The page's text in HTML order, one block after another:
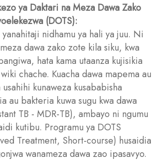
ya Daktari na Meza Dawa Zako
(DOTS):
nidhamu ya hali ya juu. Ni
dawa zako zote kila siku, kwa
hata kama utaanza kujisikia
chache. Kuacha dawa mapema au
kunaweza kusababisha
au bakteria kuwa sugu kwa dawa
TB - MDR-TB), ambayo ni ngumu
kutibu. Programu ya DOTS
Treatment, Short-course) husaidia
wanameza dawa zao ipasavyo.